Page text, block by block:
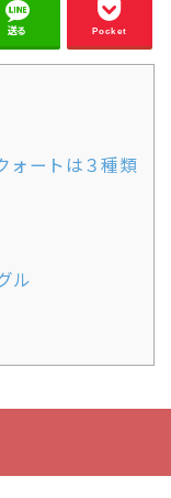
送る Pocket
ォートは３種類
ル